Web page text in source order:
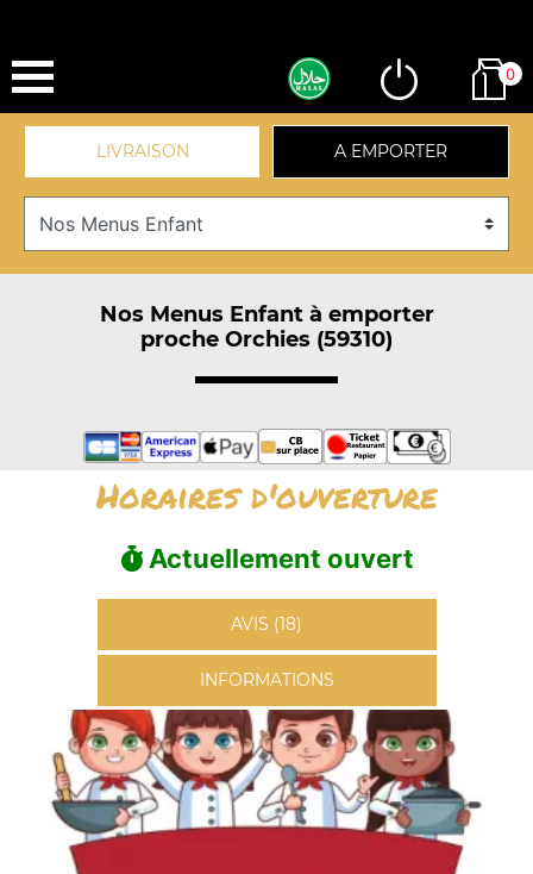
0
LIVRAISON A EMPORTER
Nos Menus Enfant à emporter
proche Orchies (59310)
Horaires d'ouverture
Actuellement ouvert
AVIS (18)
INFORMATIONS